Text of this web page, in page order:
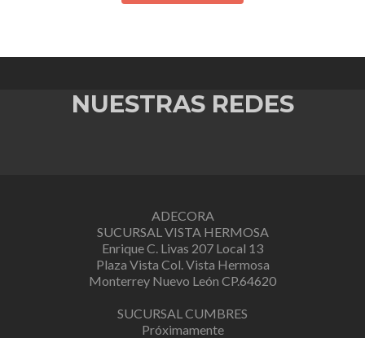
NUESTRAS REDES
ADECORA
SUCURSAL VISTA HERMOSA
Enrique C. Livas 207 Local 13
Plaza Vista Col. Vista Hermosa
Monterrey Nuevo León CP.64620
SUCURSAL CUMBRES
Próximamente